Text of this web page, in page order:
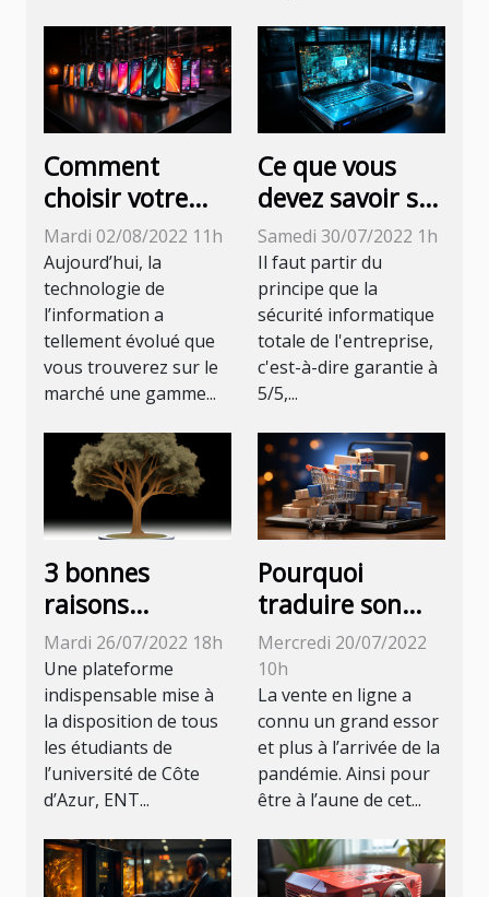
Comment
choisir votre
Smartphone en
Août 2022 ?
Mardi 02/08/2022 11h
Aujourd’hui, la
technologie de
l’information a
tellement évolué que
vous trouverez sur le
marché une gamme...
Ce que vous
devez savoir sur
la sécurité
informatique
Samedi 30/07/2022 1h
Il faut partir du
principe que la
sécurité informatique
totale de l'entreprise,
c'est-à-dire garantie à
5/5,...
3 bonnes
raisons
d’utiliser ENT
UNICE
Mardi 26/07/2022 18h
Une plateforme
indispensable mise à
la disposition de tous
les étudiants de
l’université de Côte
d’Azur, ENT...
Pourquoi
traduire son
site e-
commerce ?
Mercredi 20/07/2022
10h
La vente en ligne a
connu un grand essor
et plus à l’arrivée de la
pandémie. Ainsi pour
être à l’aune de cet...